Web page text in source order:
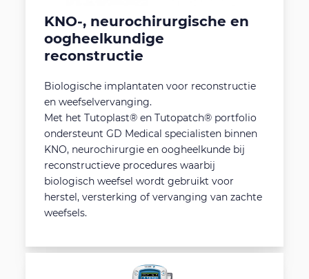
KNO-, neurochirurgische en
oogheelkundige
reconstructie
Biologische implantaten voor reconstructie
en weefselvervanging.
Met het Tutoplast® en Tutopatch® portfolio
ondersteunt GD Medical specialisten binnen
KNO, neurochirurgie en oogheelkunde bij
reconstructieve procedures waarbij
biologisch weefsel wordt gebruikt voor
herstel, versterking of vervanging van zachte
weefsels.